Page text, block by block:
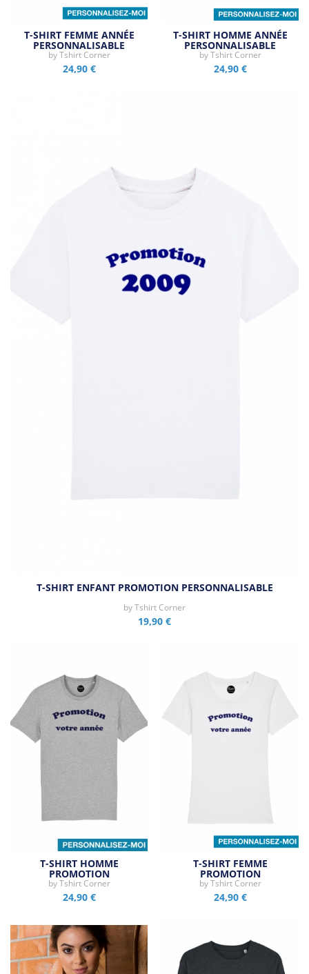
T-SHIRT FEMME ANNÉE
PERSONNALISABLE
byTshirt Corner
24,90 €
T-SHIRT HOMME ANNÉE
PERSONNALISABLE
byTshirt Corner
24,90 €
T-SHIRT ENFANT PROMOTION PERSONNALISABLE
byTshirt Corner
19,90 €
T-SHIRT HOMME
PROMOTION
PERSONNALISABLE
byTshirt Corner
24,90 €
T-SHIRT FEMME
PROMOTION
PERSONNALISABLE
byTshirt Corner
24,90 €